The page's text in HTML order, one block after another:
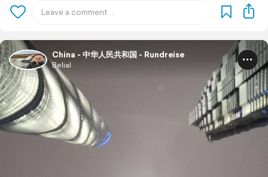
China - 中华人民共和国 - Rundreise
Belial